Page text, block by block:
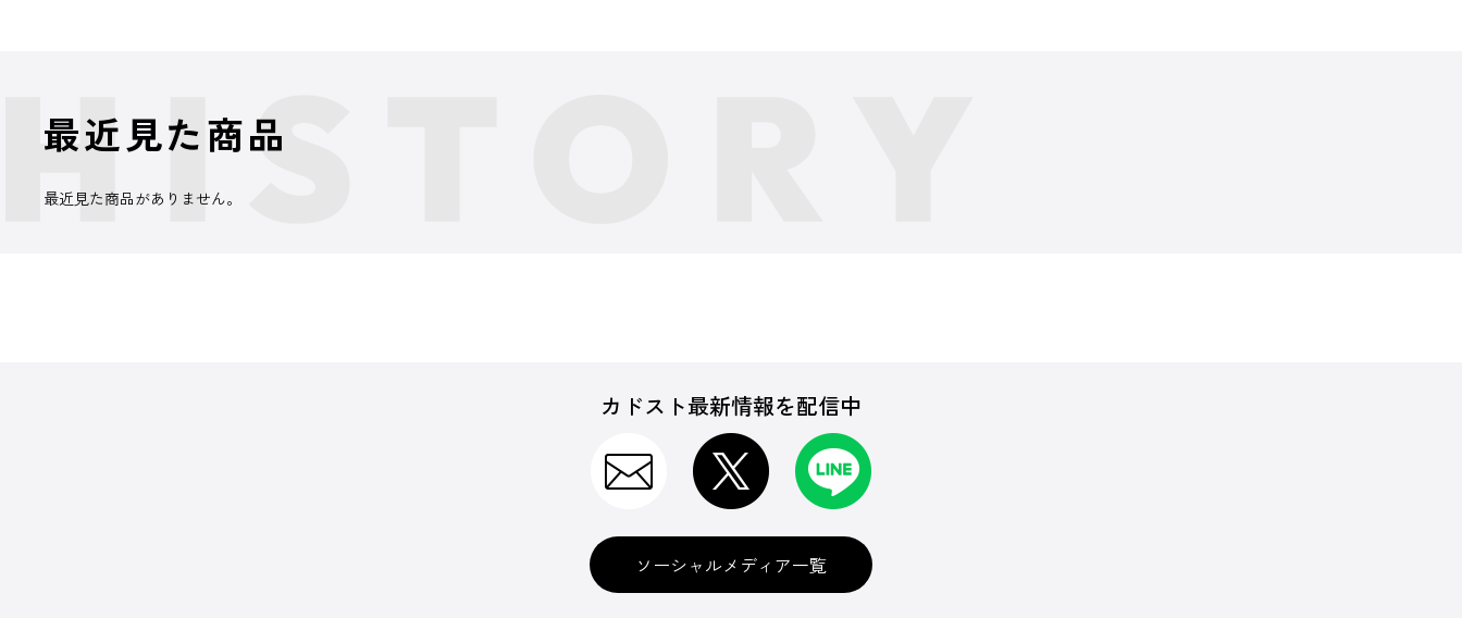
最近見た商品
最近見た商品がありません。
カドスト最新情報を配信中
ソーシャルメディア一覧